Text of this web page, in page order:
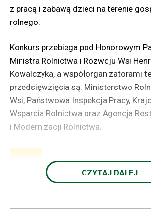
elektroniczną lub w formie
40A, PIT-11A oraz PIT-11.
Kasa dodaje, że każdy
przekazać 1% podatku na rzecz
pożytku publicznego i jeśli dokonuje
raz pierwszy lub chce dokonać zmiany
inną niż w roku poprzednim, to w
skarbowego wypełniony PIT-OP.
Terminy rozliczeń podatku
z pracą i zabawą dzieci na terenie
rolnego.
Konkurs przebiega pod Honorowym
Ministra Rolnictwa i Rozwoju Wsi
Kowalczyka, a współorganizatorami
przedsięwzięcia są: Ministerstwo
Wsi, Państwowa Inspekcja Pracy,
Wsparcia Rolnictwa oraz Agencja
i Modernizacji Rolnictwa.
Zadanie konkursowe
dwuwymiarowej pracy
obrazującej sposoby
CZYTAJ DALEJ